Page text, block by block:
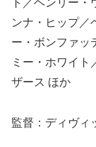
ト／ヘンリー
ンナ・ヒップ／
ー・ボンファッ
ミー・ホワイト
ザース ほか
監督：ディヴィ